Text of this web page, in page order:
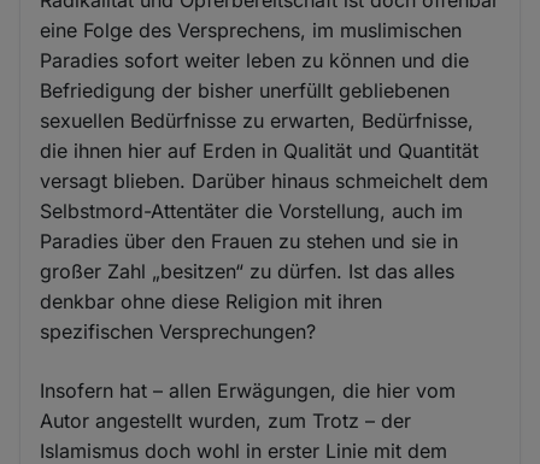
eine Folge des Versprechens, im muslimischen
Paradies sofort weiter leben zu können und die
Befriedigung der bisher unerfüllt gebliebenen
sexuellen Bedürfnisse zu erwarten, Bedürfnisse,
die ihnen hier auf Erden in Qualität und Quantität
versagt blieben. Darüber hinaus schmeichelt dem
Selbstmord-Attentäter die Vorstellung, auch im
Paradies über den Frauen zu stehen und sie in
großer Zahl „besitzen“ zu dürfen. Ist das alles
denkbar ohne diese Religion mit ihren
spezifischen Versprechungen?
Insofern hat – allen Erwägungen, die hier vom
Autor angestellt wurden, zum Trotz – der
Islamismus doch wohl in erster Linie mit dem